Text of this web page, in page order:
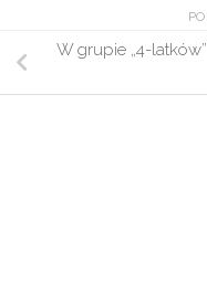
W grupie „4-